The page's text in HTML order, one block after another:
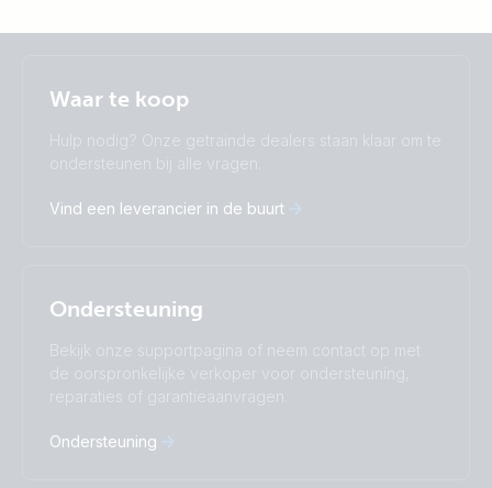
Nederlands
Change language
Čeština
Español
Français
Română
Türkçe
Ελληνικά
Русский
Українська
中國人
Waar te koop
Hulp nodig? Onze getrainde dealers staan klaar om te
ondersteunen bij alle vragen.
Vind een leverancier in de buurt
Ondersteuning
Bekijk onze supportpagina of neem contact op met
de oorspronkelijke verkoper voor ondersteuning,
reparaties of garantieaanvragen.
Ondersteuning